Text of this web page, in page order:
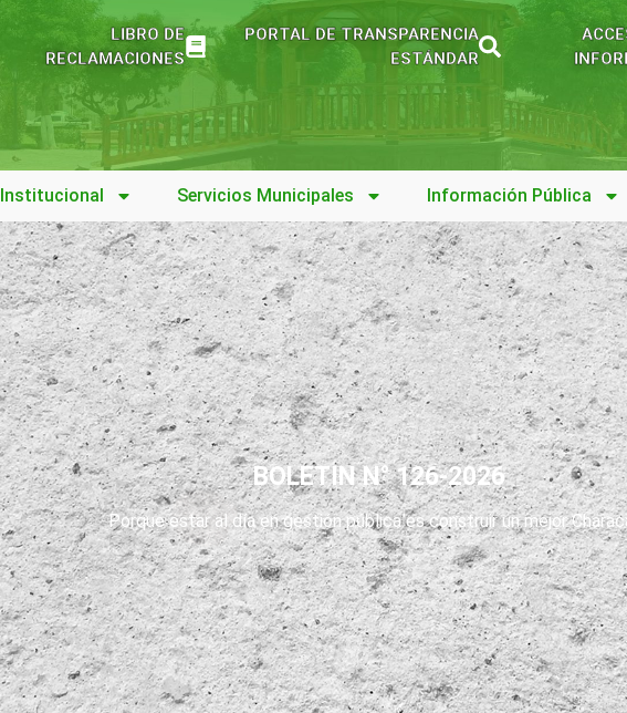
PORTAL DE TRANSPARENCIA
ESTÁNDAR
LIBRO DE
RECLAMACIONES
Institucional Servicios Municipales Información Pública
BOLETIN N° 126-2026
Porque estar al día en gestión pública es construir un mejor